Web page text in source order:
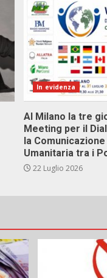
In evidenza
Al Milano la tre
Meeting per il
la
Umanitaria tra i
22 Luglio 2026